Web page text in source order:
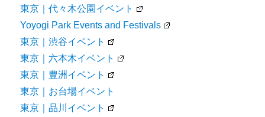
東京｜代々木公園イベント
Yoyogi Park Events and Festivals
東京｜渋谷イベント
東京｜六本木イベント
東京｜豊洲イベント
東京｜お台場イベント
東京｜品川イベント